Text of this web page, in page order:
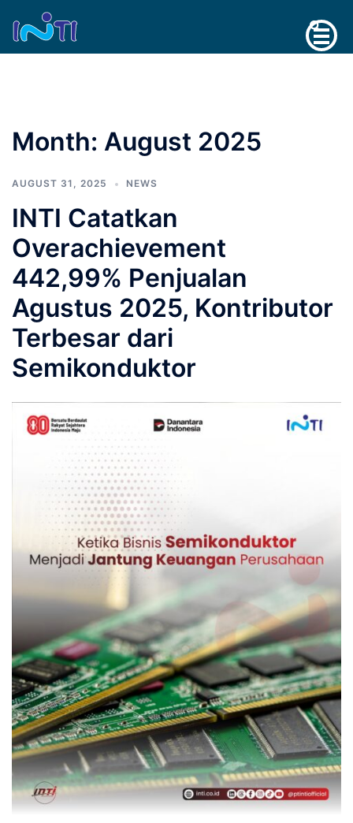
content
Search
Month: August 2025
AUGUST 31, 2025 NEWS
INTI Catatkan
Overachievement
442,99% Penjualan
Agustus 2025, Kontributor
Terbesar dari
Semikonduktor